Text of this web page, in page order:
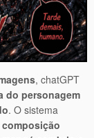
, chatGPT
do personagem
. O sistema
composição